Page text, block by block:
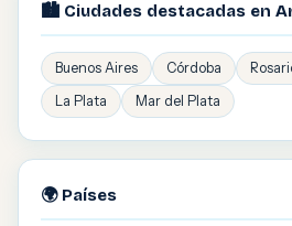
🏙️ Ciudades destacadas en
Buenos Aires Córdoba
La Plata
Mar del Plata
🌍 Países